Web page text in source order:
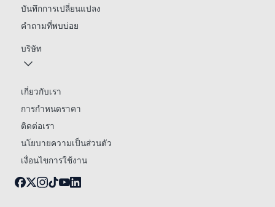
บันทึกการเปลี่ยนแปลง
คำถามที่พบบ่อย
บริษัท
เกี่ยวกับเรา
การกำหนดราคา
ติดต่อเรา
นโยบายความเป็นส่วนตัว
เงื่อนไขการใช้งาน